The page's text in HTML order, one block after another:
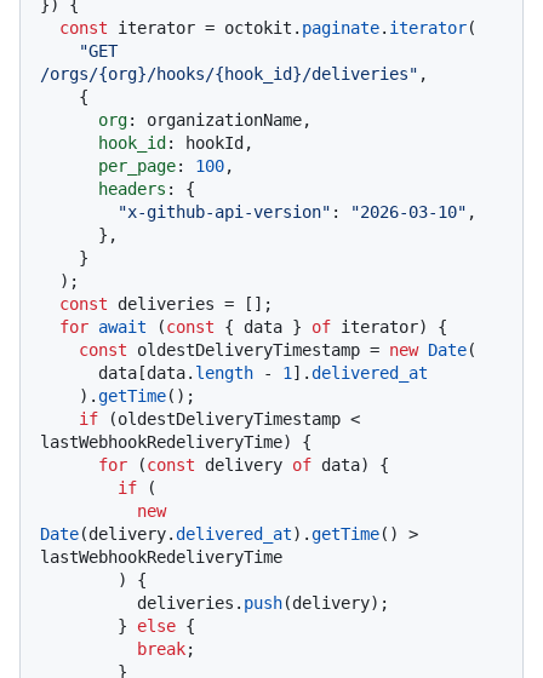
}) {
const iterator = octokit. paginate. iterator(
"GET
/orgs/{org}/hooks/{hook_id}/deliveries" ,
org: organizationName,
hook_id : hookId,
per_page: 100,
headers : {
"x-github-api-version" : "2026-03-10" ,
const deliveries = [];
for await (const { data } of iterator) {
const oldestDeliveryTimestamp = new Date(
      data[data.
length - 1 ].delivered_at
    ).
getTime();
if (oldestDeliveryTimestamp <
lastWebhookRedeliveryTime) {
for (const delivery of data) {
if (
new
Date(delivery.delivered_at).getTime() >
lastWebhookRedeliveryTime
          deliveries.
push(delivery);
        }
else {
break;